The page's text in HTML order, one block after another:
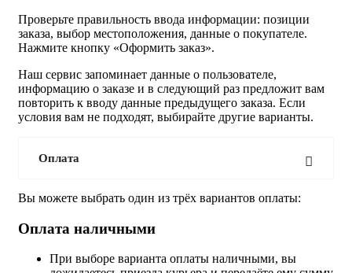
Проверьте правильность ввода информации: позиции
заказа, выбор местоположения, данные о покупателе.
Нажмите кнопку «Оформить заказ».
Наш сервис запоминает данные о пользователе,
информацию о заказе и в следующий раз предложит вам
повторить к вводу данные предыдущего заказа. Если
условия вам не подходят, выбирайте другие варианты.
Оплата
Вы можете выбрать один из трёх вариантов оплаты:
Оплата наличными
При выборе варианта оплаты наличными, вы